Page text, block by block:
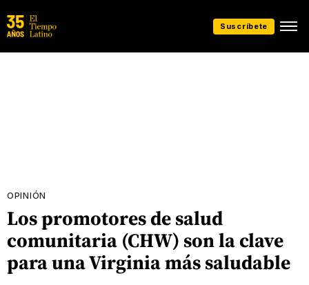
Suscríbete
OPINIÓN
Los promotores de salud
comunitaria (CHW) son la clave
para una Virginia más saludable